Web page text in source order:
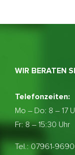
WIR BERATEN
Telefonzeiten:
Mo – Do: 8 – 17
Fr: 8 – 15:30 Uhr
Tel.: 07961-